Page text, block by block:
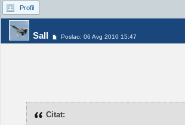
Profil
Sall Poslao: 06 Avg 2010 15:47
Citat: